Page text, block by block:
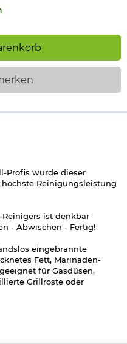
Profis wurde dieser
Reinigungsleistung
ist denkbar
- Abwischen - Fertig!
eingebrannte
Fett, Marinaden-
für Gasdüsen,
Grillroste oder
und Buntmetalle, lackierte